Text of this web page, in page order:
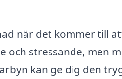
när det kommer till
och stressande, men
kan ge dig den